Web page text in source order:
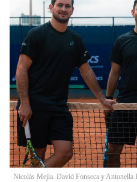
Nicolás Mejía. David Fonseca y Antonella